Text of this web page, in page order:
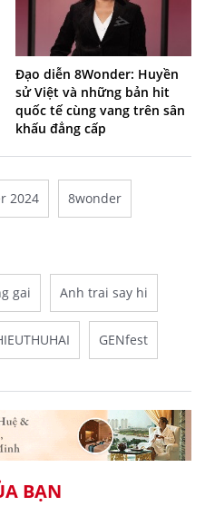
Đạo diễn 8Wonder: Huyền
sử Việt và những bản hit
quốc tế cùng vang trên sân
khấu đẳng cấp
2024 8wonder
gai Anh trai say hi
GENfest
BẠN